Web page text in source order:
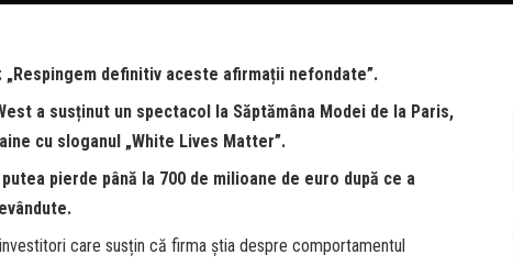
„Respingem definitiv aceste afirmații nefondate”.
a susținut un spectacol la Săptămâna Modei de la Paris,
cu sloganul „White Lives Matter”.
pierde până la 700 de milioane de euro după ce a
care susțin că firma știa despre comportamentul